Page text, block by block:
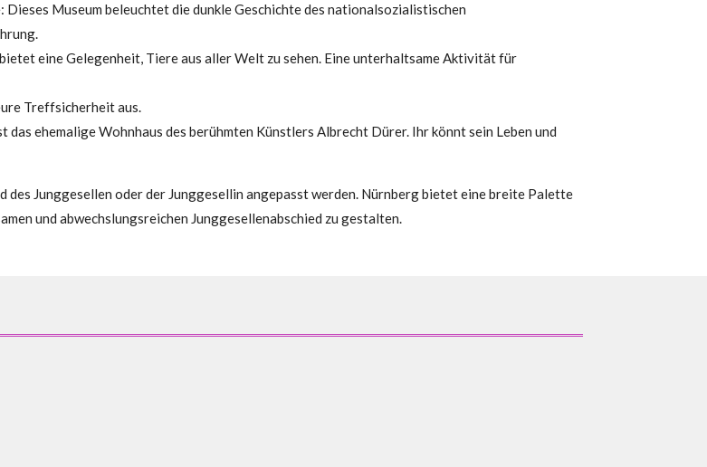
Museum beleuchtet die dunkle Geschichte des nationalsozialistischen
eine Gelegenheit, Tiere aus aller Welt zu sehen. Eine unterhaltsame Aktivität für
Treffsicherheit aus.
ehemalige Wohnhaus des berühmten Künstlers Albrecht Dürer. Ihr könnt sein Leben und
des Junggesellen oder der Junggesellin angepasst werden. Nürnberg bietet eine breite Palette
und abwechslungsreichen Junggesellenabschied zu gestalten.